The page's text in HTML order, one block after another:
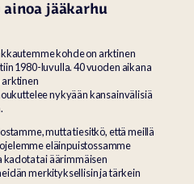
ainoa jääkarhu
kohde on arktinen
1980-luvulla. 40 vuoden aikana
arktinen
nykyään kansainvälisiä
mutta tiesitkö, että meillä
eläinpuistossamme
kadota tai äärimmäisen
merkityksellisin ja tärkein